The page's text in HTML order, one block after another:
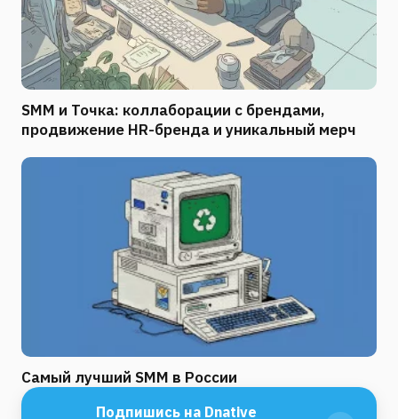
SMM и Точка: коллаборации с брендами,
продвижение HR-бренда и уникальный мерч
Самый лучший SMM в России
Подпишись на Dnative